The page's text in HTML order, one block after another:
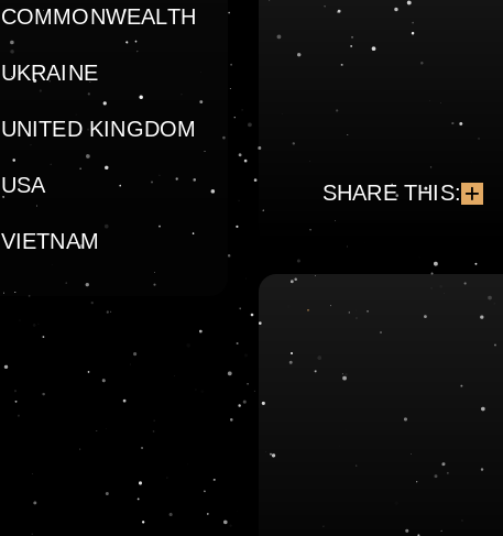
COMMONWEALTH
UKRAINE
UNITED KINGDOM
USA
VIETNAM
SHARE THIS: